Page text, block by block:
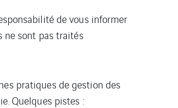
de vous informer
ne sont pas traités
pratiques de gestion des
Quelques pistes :